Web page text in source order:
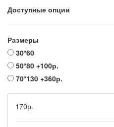
Доступные опции
Размеры
30*60
50*80 +100р.
70*130 +360р.
170р.